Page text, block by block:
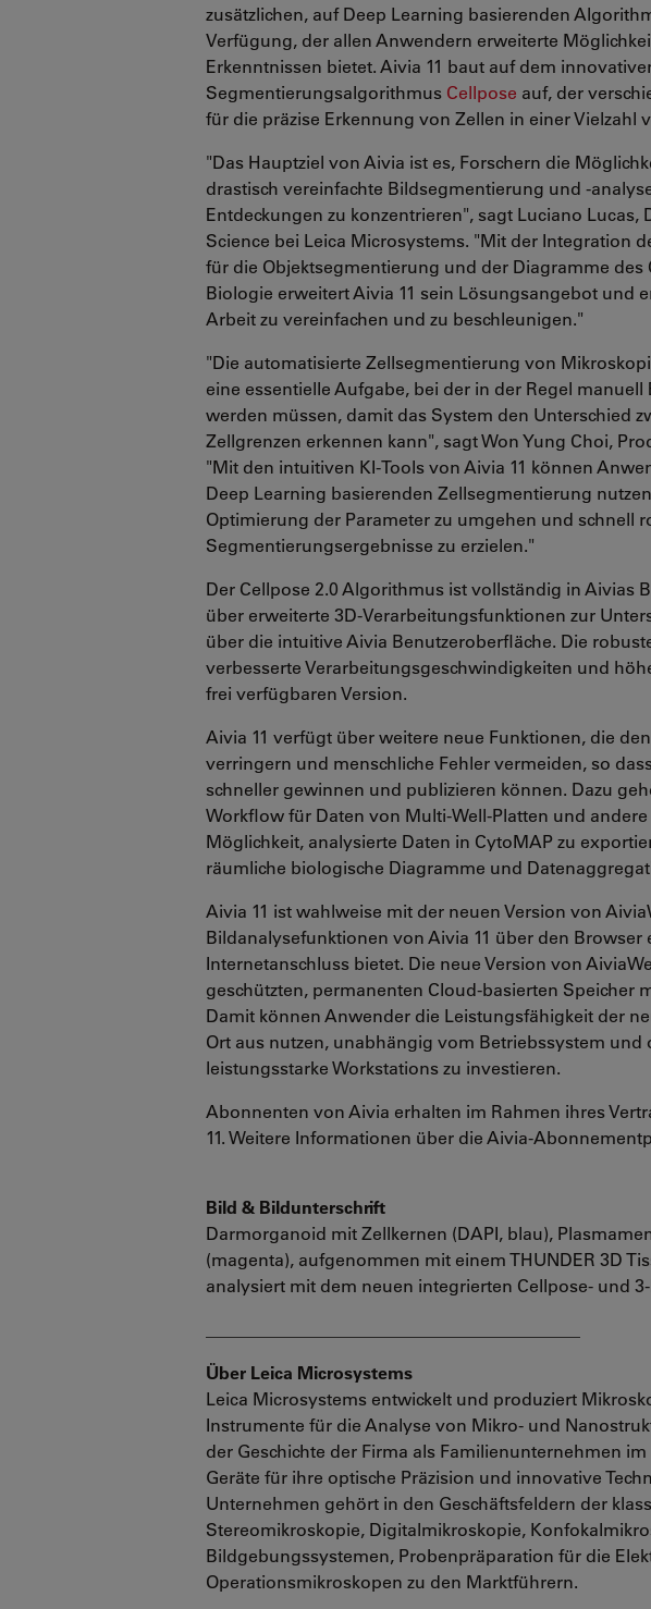
zusätzlichen, auf Deep Learning basierenden
Verfügung, der allen Anwendern erweiterte
Erkenntnissen bietet. Aivia 11 baut auf dem
Segmentierungsalgorithmus Cellpose auf, der
für die präzise Erkennung von Zellen in einer Vielzahl
"Das Hauptziel von Aivia ist es, Forschern die
drastisch vereinfachte Bildsegmentierung und -
Entdeckungen zu konzentrieren", sagt Luciano Lucas,
Science bei Leica Microsystems. "Mit der Integration
für die Objektsegmentierung und der Diagramme des
Biologie erweitert Aivia 11 sein Lösungsangebot und
Arbeit zu vereinfachen und zu beschleunigen."
"Die automatisierte Zellsegmentierung von
eine essentielle Aufgabe, bei der in der Regel
werden müssen, damit das System den Unterschied
Zellgrenzen erkennen kann", sagt Won Yung Choi,
"Mit den intuitiven KI-Tools von Aivia 11 können
Deep Learning basierenden Zellsegmentierung
Optimierung der Parameter zu umgehen und schnell
Segmentierungsergebnisse zu erzielen."
Der Cellpose 2.0 Algorithmus ist vollständig in Aivias
über erweiterte 3D-Verarbeitungsfunktionen zur
über die intuitive Aivia Benutzeroberfläche. Die
verbesserte Verarbeitungsgeschwindigkeiten und
frei verfügbaren Version.
Aivia 11 verfügt über weitere neue Funktionen, die
verringern und menschliche Fehler vermeiden, so
schneller gewinnen und publizieren können. Dazu
Workflow für Daten von Multi-Well-Platten und
Möglichkeit, analysierte Daten in CytoMAP zu
räumliche biologische Diagramme und
Aivia 11 ist wahlweise mit der neuen Version von
Bildanalysefunktionen von Aivia 11 über den Browser
Internetanschluss bietet. Die neue Version von
geschützten, permanenten Cloud-basierten Speicher
Damit können Anwender die Leistungsfähigkeit der
Ort aus nutzen, unabhängig vom Betriebssystem
leistungsstarke Workstations zu investieren.
Abonnenten von Aivia erhalten im Rahmen ihres
11. Weitere Informationen über die Aivia-
Bild & Bildunterschrift
Darmorganoid mit Zellkernen (DAPI, blau),
(magenta), aufgenommen mit einem THUNDER 3D
analysiert mit dem neuen integrierten Cellpose- und
Über Leica Microsystems
Leica Microsystems entwickelt und produziert
Instrumente für die Analyse von Mikro- und
der Geschichte der Firma als Familienunternehmen
Geräte für ihre optische Präzision und innovative
Unternehmen gehört in den Geschäftsfeldern der
Stereomikroskopie, Digitalmikroskopie,
Bildgebungssystemen, Probenpräparation für die
Operationsmikroskopen zu den Marktführern.